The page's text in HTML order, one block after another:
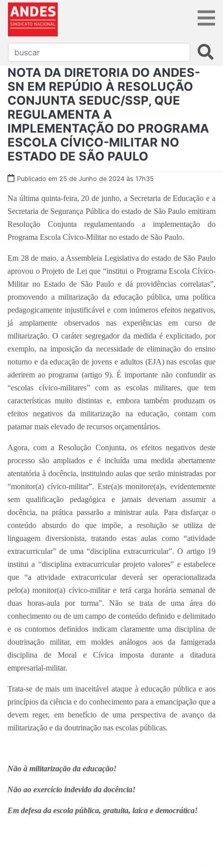
NOTA DA DIRETORIA DO ANDES-
SN EM REPÚDIO À RESOLUÇÃO
CONJUNTA SEDUC/SSP, QUE
REGULAMENTA A
IMPLEMENTAÇÃO DO PROGRAMA
ESCOLA CÍVICO-MILITAR NO
ESTADO DE SÃO PAULO
Publicado em 25 de Junho de 2024 às 17h35
Na última quinta-feira, 20 de junho, a Secretaria de Educação e a
Secretaria de Segurança Pública do estado de São Paulo emitiram
Resolução Conjunta regulamentando a implementação do
Programa Escola Cívico-Militar no estado de São Paulo.
Em 28 de maio, a Assembleia Legislativa do estado de São Paulo
aprovou o Projeto de Lei que “institui o Programa Escola Cívico-
Militar no Estado de São Paulo e dá providências correlatas”,
promovendo a militarização da educação pública, uma política
pedagogicamente injustificável e com inúmeros efeitos negativos,
já amplamente observados nas experiências em curso de
militarização. O caráter segregador da medida é explicitado, por
exemplo, na imposição da necessidade de eliminação do ensino
noturno e da educação de jovens e adultos (EJA) nas escolas que
aderirem ao programa (artigo 9). É importante não confundir as
“escolas cívico-militares” com as escolas militares, que tem
características muito distintas e, embora também produzam os
efeitos negativos da militarização na educação, contam com
patamar mais elevado de recursos orçamentários.
Agora, com a Resolução Conjunta, os efeitos negativos deste
processo são ampliados e é incluída uma medida abertamente
atentatória à docência, instituindo aulas que serão ministradas por
“monitor(a) cívico-militar”. Este(a)s monitore(a)s, evidentemente
sem qualificação pedagógica e jamais deveriam assumir a
docência, na prática passarão a ministrar aula. Para disfarçar o
conteúdo absurdo do que impõe, a resolução se utiliza de
linguagem diversionista, tratando estas aulas como “atividade
extracurricular” de uma “disciplina extracurricular”. O artigo 19
institui a “disciplina extracurricular projeto valores” e estabelece
que “a atividade extracurricular deverá ser operacionalizada
pelo(a) monitor(a) cívico-militar e terá carga horária semanal de
duas horas-aula por turma”. Não se trata de uma área do
conhecimento ou de um campo de conteúdo definido e delimitado
e os contornos definidos indicam claramente uma disciplina de
doutrinação militar, em moldes análogos aos da famigerada
disciplina de Moral e Cívica imposta durante a ditadura
empresarial-militar.
Trata-se de mais um inaceitável ataque à educação pública e aos
princípios da ciência e do conhecimento para a emancipação que a
devem reger, em benefício de uma perspectiva de avanço da
militarização e da doutrinação nas escolas públicas.
Não à militarização da educação!
Não ao exercício indevido da docência!
Em defesa da escola pública, gratuita, laica e democrática!